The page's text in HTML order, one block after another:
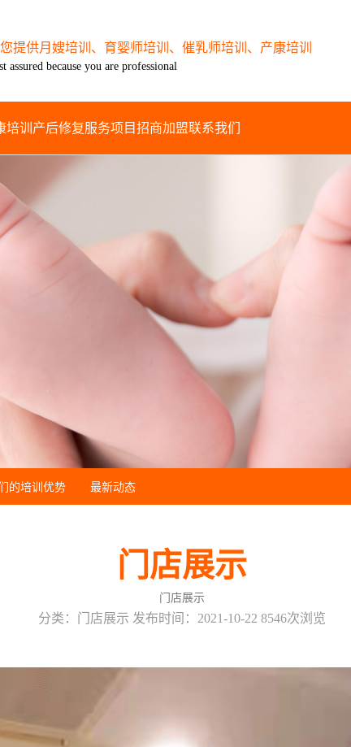
提供月嫂培训、育婴师培训、催乳师培训、产康培训
assured because you are professional
培训 产后修复服务项目招商加盟联系我们
的培训优势 最新动态
门店展示
门店展示
分类：门店展示 发布时间：2021-10-22 8546次浏览